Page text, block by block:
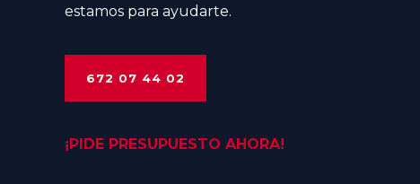
estamos para ayudarte.
672 07 44 02
¡PIDE PRESUPUESTO AHORA!